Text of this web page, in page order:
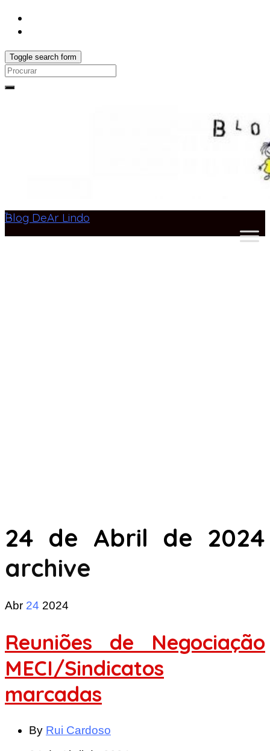
Toggle search form
Search
Blog DeAr Lindo
24 de Abril de 2024
archive
Abr 24 2024
Reuniões de Negociação
MECI/Sindicatos
marcadas
By Rui Cardoso